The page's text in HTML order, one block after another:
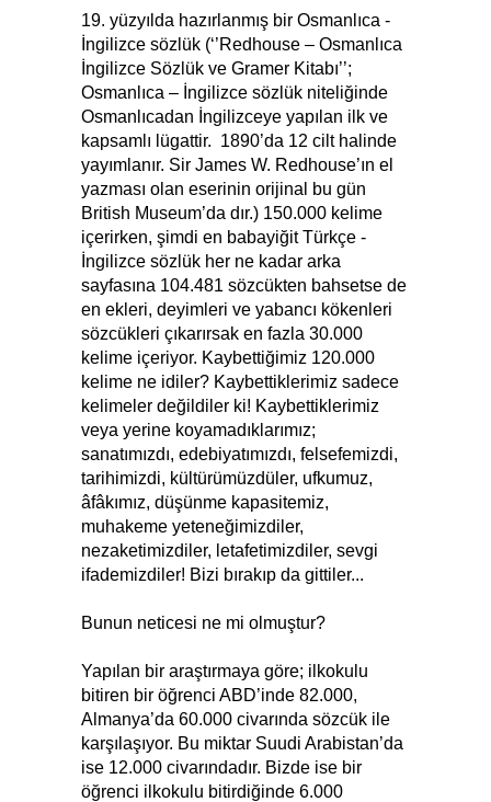
19. yüzyılda hazırlanmış bir Osmanlıca -
İngilizce sözlük (‘’Redhouse – Osmanlıca
İngilizce Sözlük ve Gramer Kitabı’’;
Osmanlıca – İngilizce sözlük niteliğinde
Osmanlıcadan İngilizceye yapılan ilk ve
kapsamlı lügattir. 1890’da 12 cilt halinde
yayımlanır. Sir James W. Redhouse’ın el
yazması olan eserinin orijinal bu gün
British Museum’da dır.) 150.000 kelime
içerirken, şimdi en babayiğit Türkçe -
İngilizce sözlük her ne kadar arka
sayfasına 104.481 sözcükten bahsetse de
en ekleri, deyimleri ve yabancı kökenleri
sözcükleri çıkarırsak en fazla 30.000
kelime içeriyor. Kaybettiğimiz 120.000
kelime ne idiler? Kaybettiklerimiz sadece
kelimeler değildiler ki! Kaybettiklerimiz
veya yerine koyamadıklarımız;
sanatımızdı, edebiyatımızdı, felsefemizdi,
tarihimizdi, kültürümüzdüler, ufkumuz,
âfâkımız, düşünme kapasitemiz,
muhakeme yeteneğimizdiler,
nezaketimizdiler, letafetimizdiler, sevgi
ifademizdiler! Bizi bırakıp da gittiler...
Bunun neticesi ne mi olmuştur?
Yapılan bir araştırmaya göre; ilkokulu
bitiren bir öğrenci ABD’inde 82.000,
Almanya’da 60.000 civarında sözcük ile
karşılaşıyor. Bu miktar Suudi Arabistan’da
ise 12.000 civarındadır. Bizde ise bir
öğrenci ilkokulu bitirdiğinde 6.000